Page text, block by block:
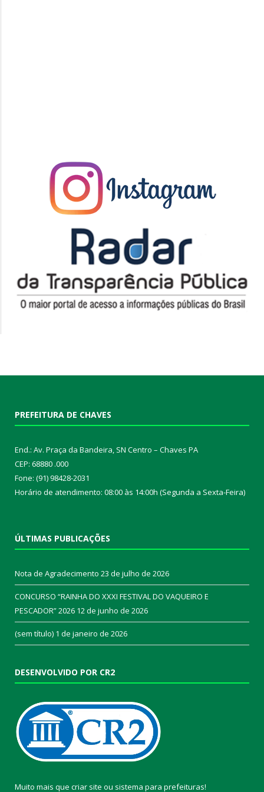
PREFEITURA DE CHAVES
End.: Av. Praça da Bandeira, SN Centro – Chaves PA
CEP: 68880 .000
Fone: (91) 98428-2031
Horário de atendimento: 08:00 às 14:00h (Segunda a Sexta-Feira)
ÚLTIMAS PUBLICAÇÕES
Nota de Agradecimento 23 de julho de 2026
CONCURSO “RAINHA DO XXXI FESTIVAL DO VAQUEIRO E
PESCADOR” 2026 12 de junho de 2026
(sem título) 1 de janeiro de 2026
DESENVOLVIDO POR CR2
Muito mais que criar site ou sistema para prefeituras!